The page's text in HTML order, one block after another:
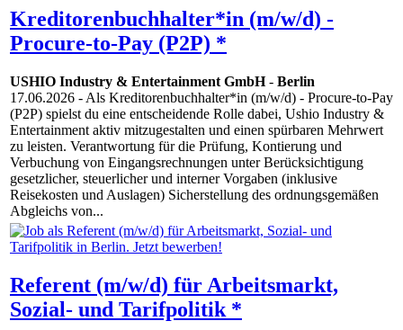
Kreditorenbuchhalter*in (m/w/d) -
Procure-to-Pay (P2P) *
USHIO Industry & Entertainment GmbH- Berlin
17.06.2026 - Als Kreditorenbuchhalter*in (m/w/d) - Procure-to-Pay
(P2P) spielst du eine entscheidende Rolle dabei, Ushio Industry &
Entertainment aktiv mitzugestalten und einen spürbaren Mehrwert
zu leisten. Verantwortung für die Prüfung, Kontierung und
Verbuchung von Eingangsrechnungen unter Berücksichtigung
gesetzlicher, steuerlicher und interner Vorgaben (inklusive
Reisekosten und Auslagen) Sicherstellung des ordnungsgemäßen
Abgleichs von...
Referent (m/w/d) für Arbeitsmarkt,
Sozial- und Tarifpolitik *